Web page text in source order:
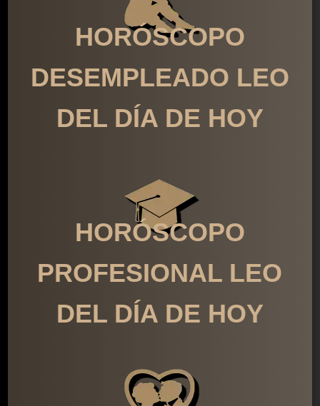
HORÓSCOPO
DESEMPLEADO LEO
DEL DÍA DE HOY
HORÓSCOPO
PROFESIONAL LEO
DEL DÍA DE HOY